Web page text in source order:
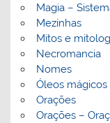
Magia –
Mezinhas
Mitos e
Necromancia
Nomes
Óleos mágicos
Orações
Orações –